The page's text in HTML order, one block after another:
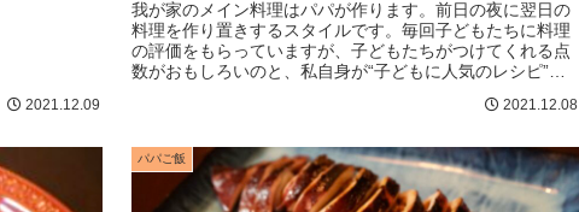
2021.12.09
我が家のメイン料理はパパが作ります。前日の夜に翌日の
料理を作り置きするスタイルです。毎回子どもたちに料理
の評価をもらっていますが、子どもたちがつけてくれる点
数がおもしろいのと、私自身が“子どもに人気のレシピ”を
2021.12.08
パパご飯